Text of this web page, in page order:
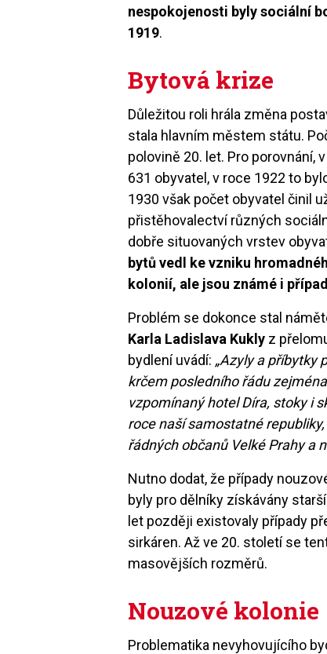
nespokojenosti byly sociální
1919.
Bytová krize
Důležitou roli hrála změna
stala hlavním městem státu.
polovině 20. let. Pro porovnání,
631 obyvatel, v roce 1922 to
1930 však počet obyvatel činil
přistěhovalectví různých
dobře situovaných vrstev
bytů vedl ke vzniku
kolonií, ale jsou známé i
Problém se dokonce stal
Karla Ladislava Kukly z
bydlení uvádí: „Azyly a příbytky
krčem posledního řádu
vzpomínaný hotel Díra, stoky i
roce naší samostatné
řádných občanů Velké Prahy a
Nutno dodat, že případy
byly pro dělníky získávány
let později existovaly případy
sirkáren. Až ve 20. století se
masovějších rozměrů.
Nouzové kolonie
Problematika nevyhovujícího